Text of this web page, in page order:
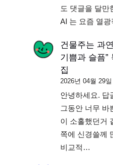
도 댓글을 달만
AI 는 요즘 열
건물주는 과
기쁨과 슬픔”
집
2026년 04월 29일
안녕하세요. 답
그동안 너무 바
이 소홀했던거
쪽에 신경쓸께
비교적…